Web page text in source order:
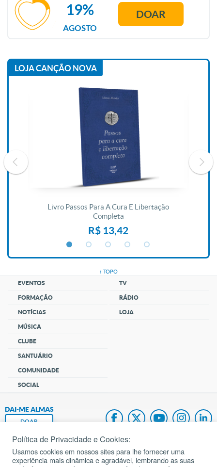
AGOSTO
19% DOAR
LOJA CANÇÃO NOVA
Livro Passos Para A Cura E Libertação
Completa
R$ 13,42
↑ TOPO
EVENTOS
FORMAÇÃO
NOTÍCIAS
MÚSICA
CLUBE
SANTUÁRIO
COMUNIDADE
SOCIAL
TV
RÁDIO
LOJA
DAI-ME ALMAS
DOAR
Fundação João Paulo II
Pedido de Oração
Política de Privacidade e Cookies:
Usamos cookies em nossos sites para lhe fornecer uma
experiência mais dinâmica e agradável, lembrando as suas